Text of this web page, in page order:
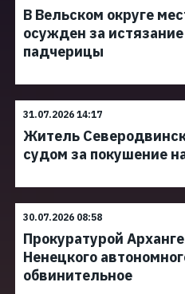
В Вельском округе
осужден за
падчерицы
31.07.2026 14:17
Житель
судом за покушение
30.07.2026 08:58
Прокуратурой
Ненецкого
обвинительное